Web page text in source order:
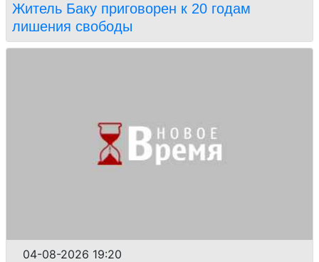
Житель Баку приговорен к 20 годам
лишения свободы
04-08-2026 19:20